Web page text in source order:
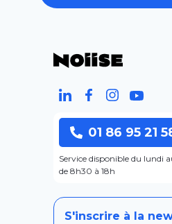
01 86 95 21
Service disponible du lundi
de 8h30 à 18h
S'inscrire à la